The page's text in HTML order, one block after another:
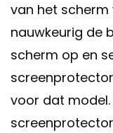
van het scherm
nauwkeurig de
scherm op en
voor dat model.